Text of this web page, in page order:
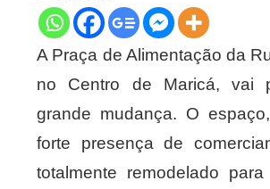
A Praça de Alimentação da
no Centro de Maricá, vai
grande mudança. O
forte presença de
totalmente remodelado